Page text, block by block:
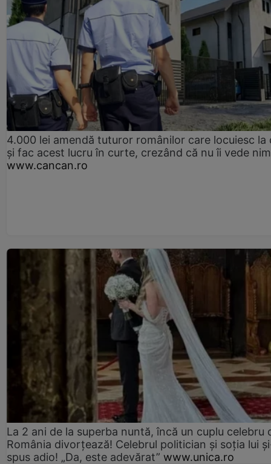
4.000 lei amendă tuturor românilor care locuiesc la
și fac acest lucru în curte, crezând că nu îi vede
www.cancan.ro
La 2 ani de la superba nuntă, încă un cuplu celebru
România divorțează! Celebrul politician și soția lui
spus adio! „Da, este adevărat” www.unica.ro